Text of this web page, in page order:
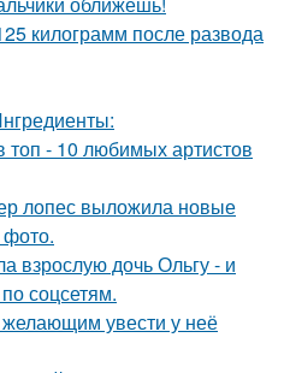
килограмм после развода
- 10 любимых артистов
лопес выложила новые
взрослую дочь Ольгу - и
соцсетям.
увести у неё